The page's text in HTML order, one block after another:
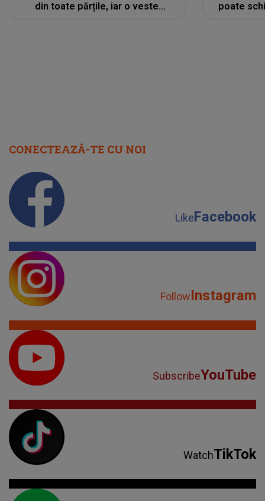
din toate părțile, iar o veste
poate
CONECTEAZĂ-TE CU NOI
LikeFacebook
FollowInstagram
SubscribeYouTube
WatchTikTok